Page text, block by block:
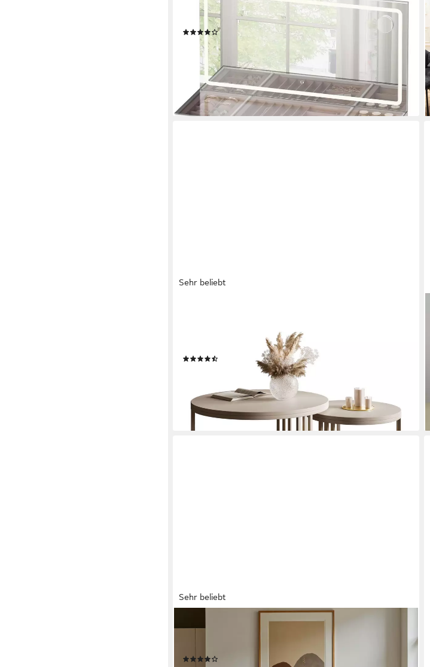
Schminktisch, Glasplatte und Spiegel, mit Beleuchtung,
(2)
265,99 € 443,99 €
-40%
lieferbar - in 3-4 Werktagen bei dir
Sehr beliebt
kaschmirfarbenem Gestell (2er Set), Durchmesser: ⌀70
289,00 €
lieferbar - in 4-5 Werktagen bei dir
Sehr beliebt